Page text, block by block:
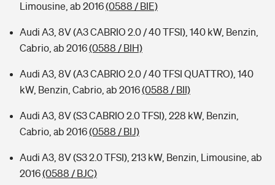
Limousine, ab 2016(0588 / BIE)
Audi A3, 8V (A3 CABRIO 2.0 / 40 TFSI), 140 kW, Benzin,
Cabrio, ab 2016(0588 / BIH)
Audi A3, 8V (A3 CABRIO 2.0 / 40 TFSI QUATTRO), 140
kW, Benzin, Cabrio, ab 2016(0588 / BII)
Audi A3, 8V (S3 CABRIO 2.0 TFSI), 228 kW, Benzin,
Cabrio, ab 2016(0588 / BIJ)
Audi A3, 8V (S3 2.0 TFSI), 213 kW, Benzin, Limousine, ab
2016(0588 / BJC)